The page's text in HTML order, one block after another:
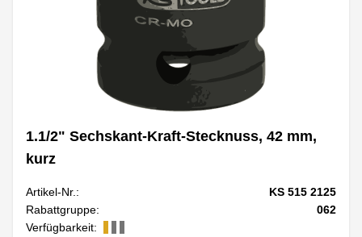
1.1/2" Sechskant-Kraft-Stecknuss, 42 mm,
kurz
Artikel-Nr.:
KS 515 2125
Rabattgruppe:
062
Verfügbarkeit: